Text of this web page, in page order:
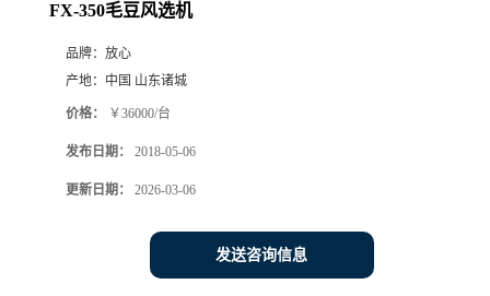
FX-350毛豆风选机
品牌： 放心
产地： 中国 山东诸城
价格： ￥36000/台
发布日期： 2018-05-06
更新日期： 2026-03-06
发送咨询信息